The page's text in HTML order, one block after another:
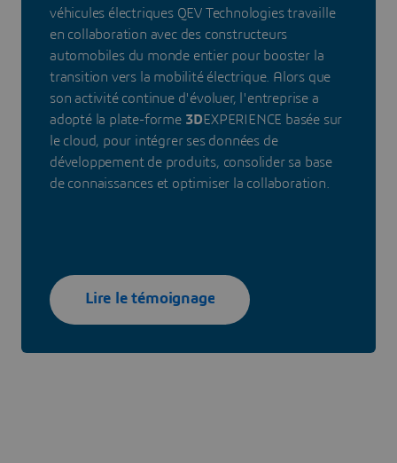
véhicules électriques QEV Technologies travaille
en collaboration avec des constructeurs
automobiles du monde entier pour booster la
transition vers la mobilité électrique. Alors que
son activité continue d'évoluer, l'entreprise a
adopté la plate-forme 3DEXPERIENCE basée sur
le cloud, pour intégrer ses données de
développement de produits, consolider sa base
de connaissances et optimiser la collaboration.
Lire le témoignage